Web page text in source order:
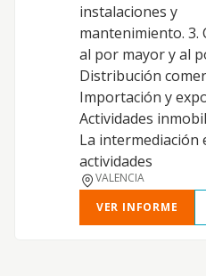
instalaciones y
mantenimiento. 3.
al por mayor y al
Distribución
Importación y
Actividades
La intermediación
actividades
VALENCIA
VER INFORME